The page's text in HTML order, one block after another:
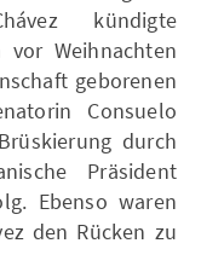
kündigte
vor Weihnachten
geborenen
Consuelo
durch
Präsident
Ebenso waren
den Rücken zu